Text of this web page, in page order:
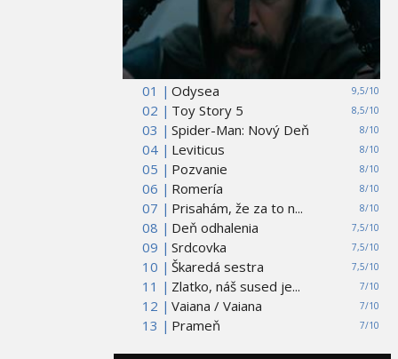
01 | 9,5/10
Odysea
02 |
8,5/10
Toy Story 5
03 |
8/10
Spider-Man: Nový Deň
04 |
8/10
Leviticus
05 |
8/10
Pozvanie
06 |
8/10
Romería
07 |
8/10
Prisahám, že za to n...
08 |
7,5/10
Deň odhalenia
09 |
7,5/10
Srdcovka
10 |
7,5/10
Škaredá sestra
11 |
7/10
Zlatko, náš sused je...
12 |
7/10
Vaiana / Vaiana
13 |
7/10
Prameň